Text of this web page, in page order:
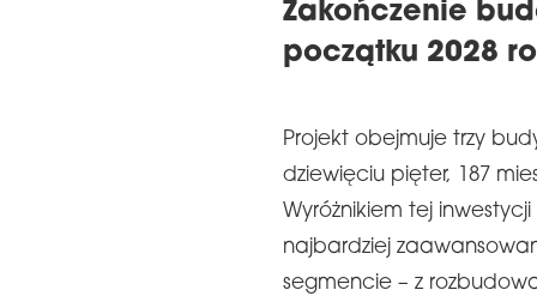
Zakończenie
początku 2028
Projekt obejmuje trzy
dziewięciu pięter, 187
Wyróżnikiem tej
najbardziej
segmencie – z